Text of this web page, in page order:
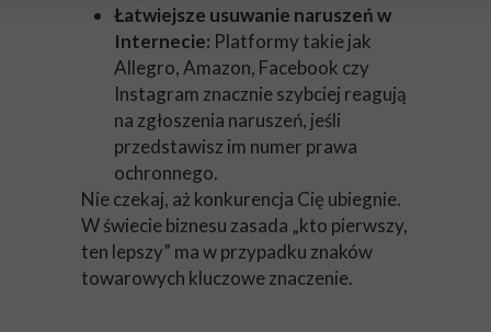
Łatwiejsze usuwanie naruszeń w
Internecie: Platformy takie jak
Allegro, Amazon, Facebook czy
Instagram znacznie szybciej reagują
na zgłoszenia naruszeń, jeśli
przedstawisz im numer prawa
ochronnego.
Nie czekaj, aż konkurencja Cię ubiegnie.
W świecie biznesu zasada „kto pierwszy,
ten lepszy” ma w przypadku znaków
towarowych kluczowe znaczenie.